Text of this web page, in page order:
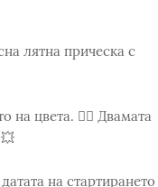
лятна прическа с
на цвета. 💁‍♀️ Двамата
на стартирането